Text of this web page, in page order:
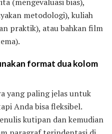
metodologi), kuliah
praktik), atau bahkan film
format dua kolom
yang paling jelas untuk
Anda bisa fleksibel.
kutipan dan kemudian